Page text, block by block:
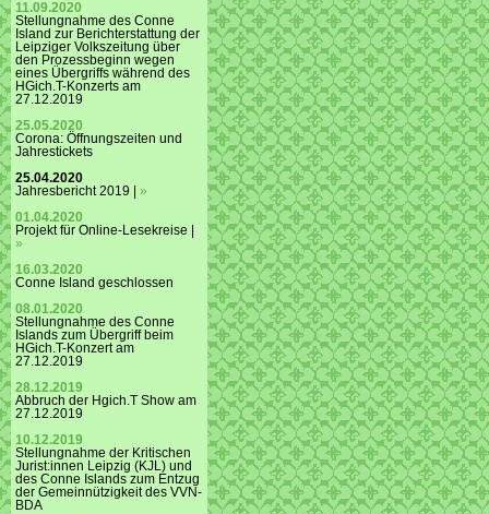
11.09.2020
Stellungnahme des Conne
Island zur Berichterstattung der
Leipziger Volkszeitung über
den Prozessbeginn wegen
eines Übergriffs während des
HGich.T-Konzerts am
27.12.2019
25.05.2020
Corona: Öffnungszeiten und
Jahrestickets
25.04.2020
Jahresbericht 2019 | »
01.04.2020
Projekt für Online-Lesekreise |
»
16.03.2020
Conne Island geschlossen
08.01.2020
Stellungnahme des Conne
Islands zum Übergriff beim
HGich.T-Konzert am
27.12.2019
28.12.2019
Abbruch der Hgich.T Show am
27.12.2019
10.12.2019
Stellungnahme der Kritischen
Jurist:innen Leipzig (KJL) und
des Conne Islands zum Entzug
der Gemeinnützigkeit des VVN-
BDA